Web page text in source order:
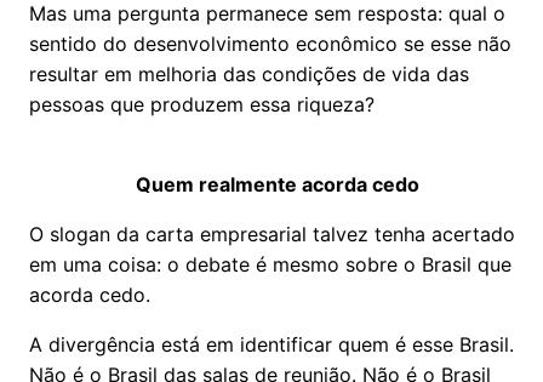
Mas uma pergunta permanece sem resposta: qual o
sentido do desenvolvimento econômico se esse não
resultar em melhoria das condições de vida das
pessoas que produzem essa riqueza?
Quem realmente acorda cedo
O slogan da carta empresarial talvez tenha acertado
em uma coisa: o debate é mesmo sobre o Brasil que
acorda cedo.
A divergência está em identificar quem é esse Brasil.
Não é o Brasil das salas de reunião. Não é o Brasil